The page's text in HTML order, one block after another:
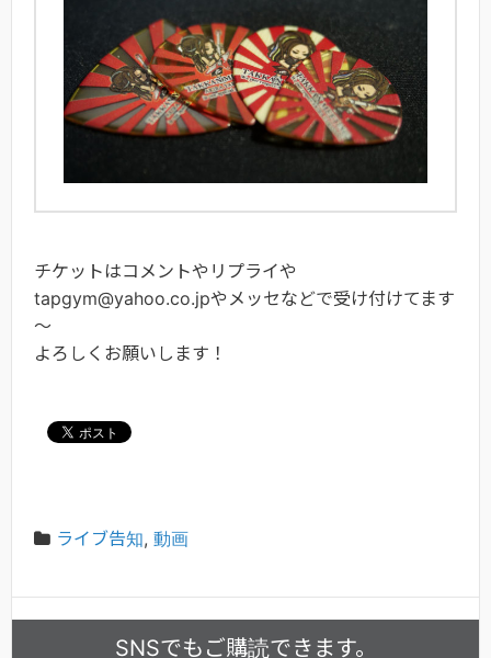
チケットはコメントやリプライや
tapgym@yahoo.co.jpやメッセなどで受け付けてます
～
よろしくお願いします！
ライブ告知, 動画
SNSでもご購読できます。